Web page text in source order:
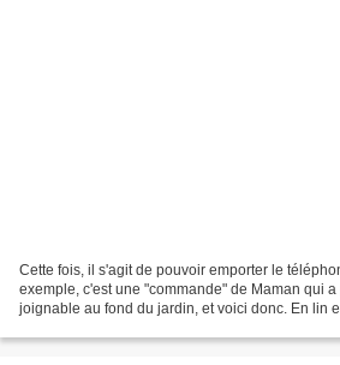
Cette fois, il s'agit de pouvoir emporter le
exemple, c'est une "commande" de Maman qui
joignable au fond du jardin, et voici donc. En lin